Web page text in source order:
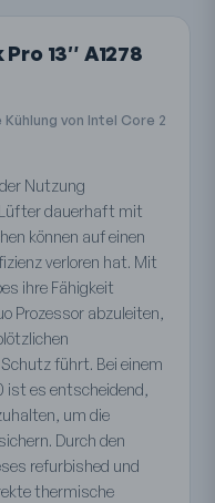
13″ A1278
von Intel Core 2
Nutzung
dauerhaft mit
können auf einen
verloren hat. Mit
ihre Fähigkeit
Prozessor abzuleiten,
führt. Bei einem
ist es entscheidend,
um die
Durch den
refurbished und
thermische